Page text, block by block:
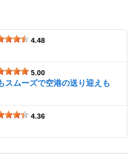
4.48
5.00
スムーズで空港の送り迎えも
4.36